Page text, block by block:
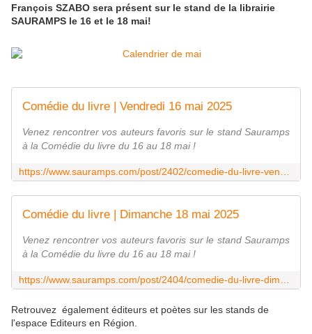
François SZABO sera présent sur le stand de la librairie
SAURAMPS le 16 et le 18 mai!
Comédie du livre | Vendredi 16 mai 2025
Venez rencontrer vos auteurs favoris sur le stand Sauramps
à la Comédie du livre du 16 au 18 mai !
Comédie du livre | Dimanche 18 mai 2025
Venez rencontrer vos auteurs favoris sur le stand Sauramps
à la Comédie du livre du 16 au 18 mai !
Retrouvez également éditeurs et poètes sur les stands de
l'espace Editeurs en Région.